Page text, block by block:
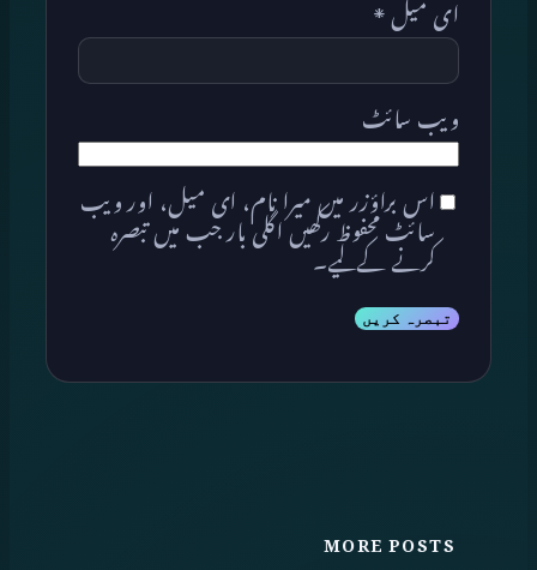
ای میل*
ویب‌ سائٹ
اس براؤزر میں میرا نام، ای میل، اور ویب
سائٹ محفوظ رکھیں اگلی بار جب میں تبصرہ
کرنے کےلیے۔
MORE POSTS